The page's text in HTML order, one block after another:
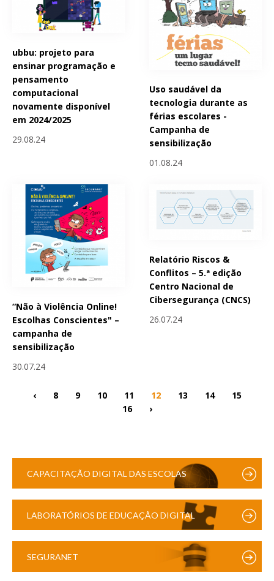
ubbu: projeto para
ensinar programação e
pensamento
computacional
novamente disponível
em 2024/2025
29.08.24
Uso saudável da
tecnologia durante as
férias escolares -
Campanha de
sensibilização
01.08.24
“Não à Violência Online!
Escolhas Conscientes" –
campanha de
sensibilização
30.07.24
Relatório Riscos &
Conflitos – 5.ª edição
Centro Nacional de
Cibersegurança (CNCS)
26.07.24
‹ 8 9 10 11 12 13 14
15
16
›
CAPACITAÇÃO DIGITAL DAS ESCOLAS
LABORATÓRIOS DE EDUCAÇÃO DIGITAL
SEGURANET